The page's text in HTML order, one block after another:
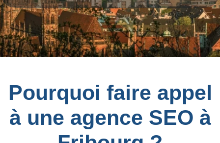
Pourquoi faire appel
à une agence SEO à